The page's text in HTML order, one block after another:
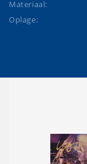
Materiaal:
Oplage: